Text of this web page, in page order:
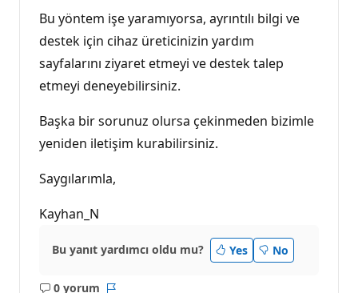
Bu yöntem işe yaramıyorsa, ayrıntılı bilgi ve
destek için cihaz üreticinizin yardım
sayfalarını ziyaret etmeyi ve destek talep
etmeyi deneyebilirsiniz.
Başka bir sorunuz olursa çekinmeden bizimle
yeniden iletişim kurabilirsiniz.
Saygılarımla,
Kayhan_N
Bu yanıt yardımcı oldu mu? Yes No
0 yorum